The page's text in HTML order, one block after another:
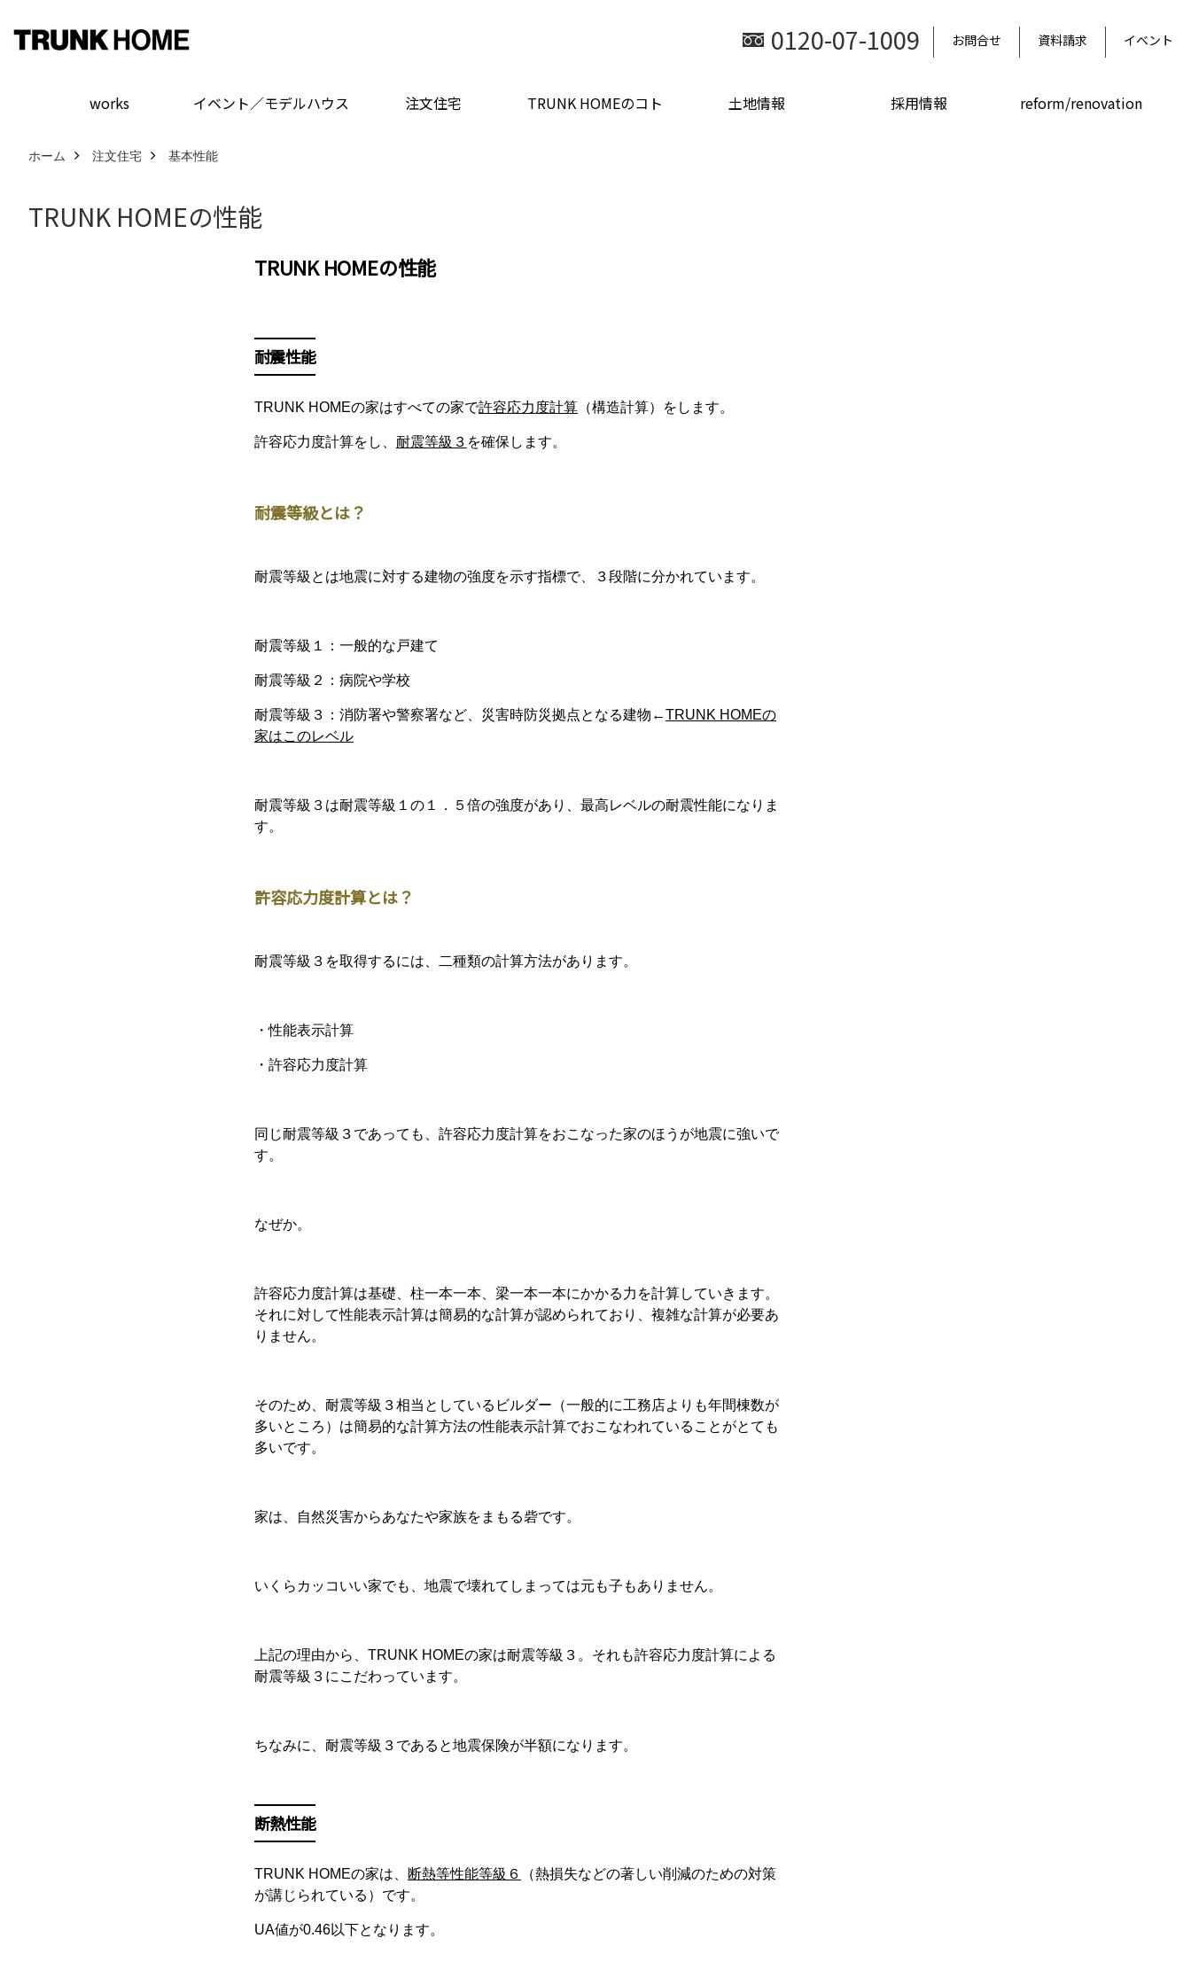
0120-07-1009 お問合せ 資料請求 イベント
works イベント／モデルハウス 注文住宅 TRUNK HOMEのコト 土地情報 採用情報 reform/renovation
ホーム 注文住宅 基本性能
TRUNK HOMEの性能
TRUNK HOMEの性能
耐震性能
TRUNK HOMEの家はすべての家で許容応力度計算 （構造計算）をします。
許容応力度計算をし、 耐震等級３ を確保します。
耐震等級とは？
耐震等級とは地震に対する建物の強度を示す指標で、３段階に分かれています。
耐震等級１：一般的な戸建て
耐震等級２：病院や学校
耐震等級３：消防署や警察署など、災害時防災拠点となる建物←TRUNK HOMEの
家はこのレベル
耐震等級３は耐震等級１の１．５倍の強度があり、最高レベルの耐震性能になりま
す。
許容応力度計算とは？
耐震等級３を取得するには、二種類の計算方法があります。
・性能表示計算
・許容応力度計算
同じ耐震等級３であっても、許容応力度計算をおこなった家のほうが地震に強いで
す。
なぜか。
許容応力度計算は基礎、柱一本一本、梁一本一本にかかる力を計算していきます。
それに対して性能表示計算は簡易的な計算が認められており、複雑な計算が必要あ
りません。
そのため、耐震等級３相当としているビルダー（一般的に工務店よりも年間棟数が
多いところ）は簡易的な計算方法の性能表示計算でおこなわれていることがとても
多いです。
家は、自然災害からあなたや家族をまもる砦です。
いくらカッコいい家でも、地震で壊れてしまっては元も子もありません。
上記の理由から、TRUNK HOMEの家は耐震等級３。それも許容応力度計算による
耐震等級３にこだわっています。
ちなみに、耐震等級３であると地震保険が半額になります。
断熱性能
TRUNK HOMEの家は、 断熱等性能等級６
（熱損失などの著しい削減のための対策
が講じられている）です。
UA値が0.46以下となります。